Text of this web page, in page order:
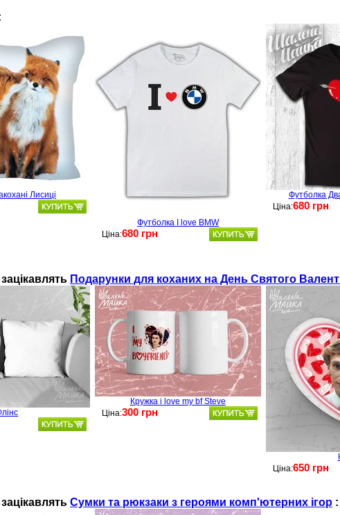
Лисиці
Футболка I love BMW
Ціна:680 грн
Футболка
Ціна:680 грн
Подарунки для коханих на День Святого
Кружка i love my bf Steve
Ціна:300 грн
Ціна:650 грн
Сумки та рюкзаки з героями комп'ютерних ігор :